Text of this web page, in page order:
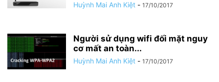
Huỳnh Mai Anh Kiệt - 17/10/2017
Người sử dụng wifi đối mặt nguy
cơ mất an toàn...
Huỳnh Mai Anh Kiệt - 17/10/2017